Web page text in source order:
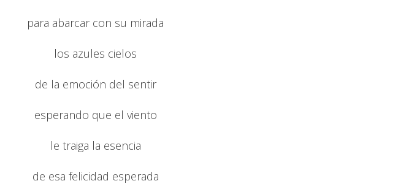
para abarcar con su mirada
los azules cielos
de la emoción del sentir
esperando que el viento
le traiga la esencia
de esa felicidad esperada